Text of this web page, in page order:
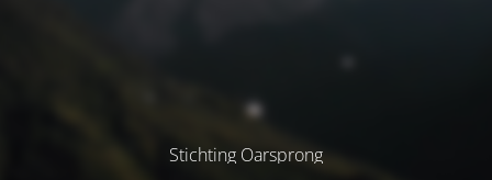
Stichting Oarsprong